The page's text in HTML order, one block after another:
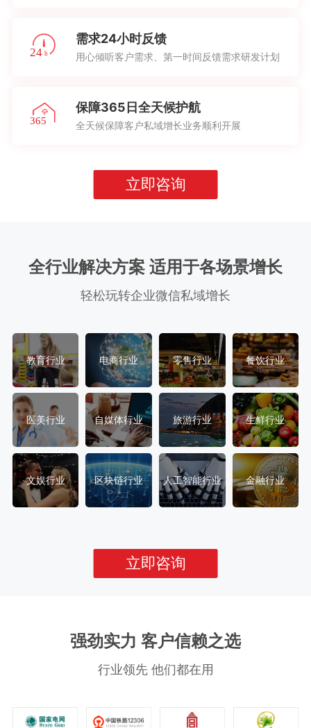
需求24小时反馈
用心倾听客户需求、第一时间反馈需求研发计划
保障365日全天候护航
全天候保障客户私域增长业务顺利开展
立即咨询
全行业解决方案 适用于各场景增长
轻松玩转企业微信私域增长
教育行业 电商行业 零售行业 餐饮行业
医美行业 自媒体行业 旅游行业 生鲜行业
文娱行业 区块链行业 人工智能行业 金融行业
立即咨询
强劲实力 客户信赖之选
行业领先 他们都在用